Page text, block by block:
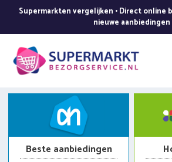
de
inhoud
Supermarkten vergelijken • Direct online
nieuwe aanbiedingen
Beste aanbiedingen